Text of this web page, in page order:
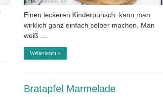
Einen leckeren Kinderpunsch, kann man
wirklich ganz einfach selber machen. Man
weiß …
Weiterlesen »
Bratapfel Marmelade